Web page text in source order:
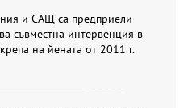
и САЩ са предприели
съвместна интервенция в
на йената от 2011 г.